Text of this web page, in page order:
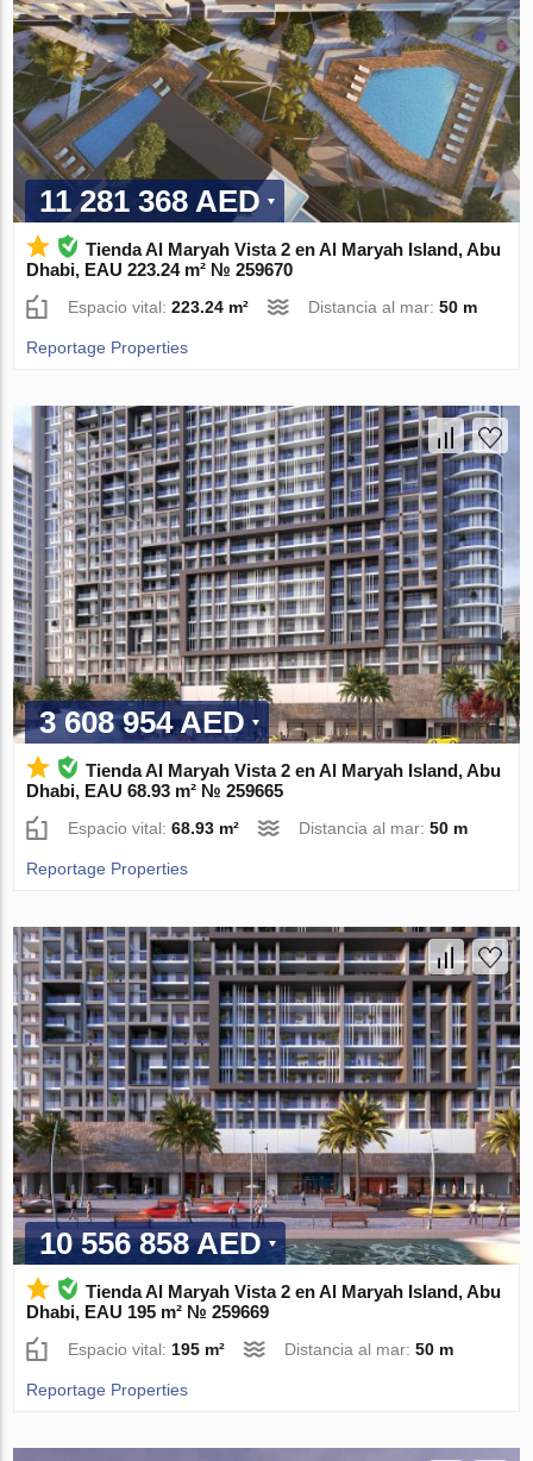
11 281 368 AED
Tienda Al Maryah Vista 2 en Al Maryah Island, Abu
Dhabi, EAU 223.24 m² № 259670
Espacio vital:223.24 m² Distancia al mar:50 m
Reportage Properties
3 608 954 AED
Tienda Al Maryah Vista 2 en Al Maryah Island, Abu
Dhabi, EAU 68.93 m² № 259665
Espacio vital:68.93 m² Distancia al mar:50 m
Reportage Properties
10 556 858 AED
Tienda Al Maryah Vista 2 en Al Maryah Island, Abu
Dhabi, EAU 195 m² № 259669
Espacio vital: 195 m² Distancia al mar:50 m
Reportage Properties